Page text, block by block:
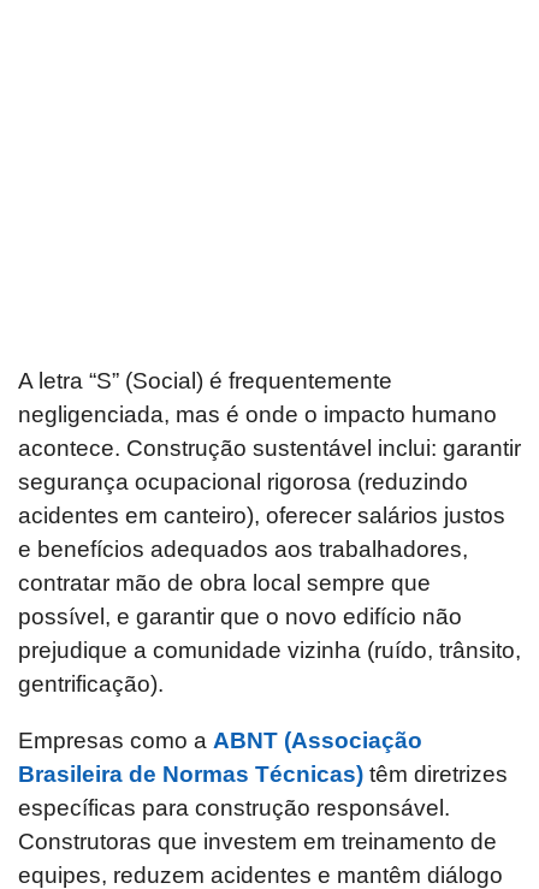
A letra “S” (Social) é frequentemente
negligenciada, mas é onde o impacto humano
acontece. Construção sustentável inclui: garantir
segurança ocupacional rigorosa (reduzindo
acidentes em canteiro), oferecer salários justos
e benefícios adequados aos trabalhadores,
contratar mão de obra local sempre que
possível, e garantir que o novo edifício não
prejudique a comunidade vizinha (ruído, trânsito,
gentrificação).
Empresas como a ABNT (Associação
Brasileira de Normas Técnicas) têm diretrizes
específicas para construção responsável.
Construtoras que investem em treinamento de
equipes, reduzem acidentes e mantêm diálogo